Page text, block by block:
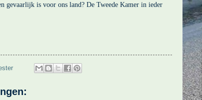
gevaarlijk is voor ons land? De Tweede Kamer in ieder